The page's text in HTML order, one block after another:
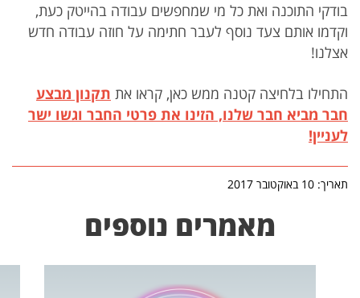
בודקי התוכנה ואת כל מי שמחפשים עבודה בהייטק כעת,
וקדמו אותם צעד נוסף לעבר חתימה על חוזה עבודה חדש
אצלנו!
התחילו בלחיצה קטנה ממש כאן, קראו את תקנון מבצע
חבר מביא חבר שלנו, הזינו את פרטי החבר וגשו ישר
לעניין!
תאריך: 10 באוקטובר 2017
מאמרים נוספים